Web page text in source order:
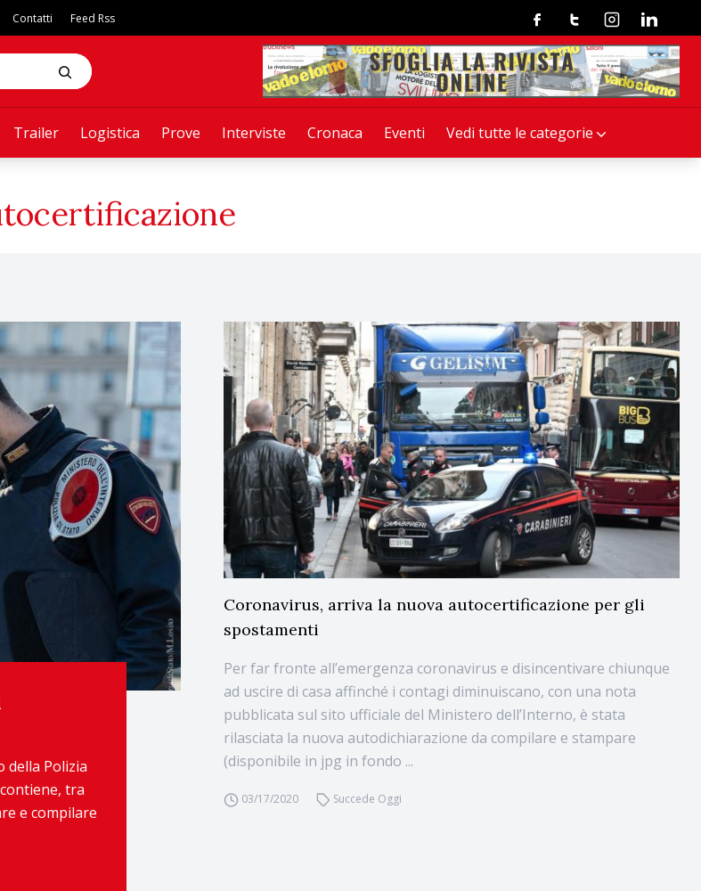
Trailer Logistica Prove Interviste Cronaca Eventi Vedi tutte le categorie
Contatti Feed Rss FacebookTwitterInstagramLinkedin
della Polizia
tra
e compilare
Coronavirus, arriva la nuova autocertificazione per gli
spostamenti
Per far fronte all’emergenza coronavirus e disincentivare chiunque
ad uscire di casa affinché i contagi diminuiscano, con una nota
pubblicata sul sito ufficiale del Ministero dell’Interno, è stata
rilasciata la nuova autodichiarazione da compilare e stampare
(disponibile in jpg in fondo ...
03/17/2020 Succede Oggi